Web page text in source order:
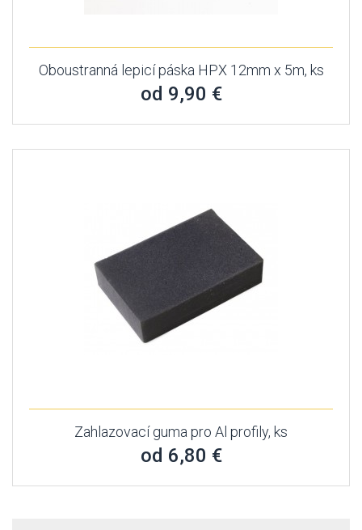
Oboustranná lepicí páska HPX 12mm x 5m, ks
od 9,90 €
Zahlazovací guma pro Al profily, ks
od 6,80 €